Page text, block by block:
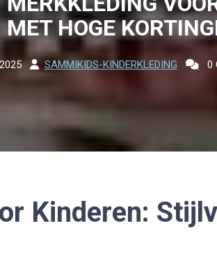
MET HOGE
SAMMIKIDS-KINDERKLEDING 0
Kinderen: